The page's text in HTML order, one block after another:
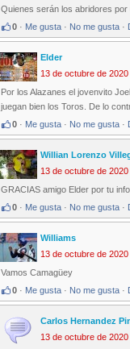
Quienes serán los abridores
0 · Me gusta · No me gusta ·
Elder
13 de octubre de
Por los Alazanes el jovenvito
juegan bien los Toros. De lo
0 · Me gusta · No me gusta ·
Willian Lorenzo
13 de octubre de
GRACIAS amigo Elder por tu
0 · Me gusta · No me gusta ·
Williams
13 de octubre de
Vamos Camagüey
0 · Me gusta · No me gusta ·
Carlos Hernandez
13 de octubre de